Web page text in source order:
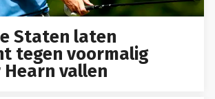
Staten laten
tegen voormalig
vallen